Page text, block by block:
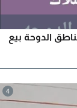
الدوحة بيع
4